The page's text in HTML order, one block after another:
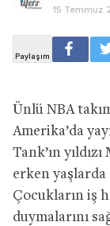
15 Temmuz
Ünlü NBA
Amerika’da
Tank’ın
erken
Çocukların iş
duymalarını